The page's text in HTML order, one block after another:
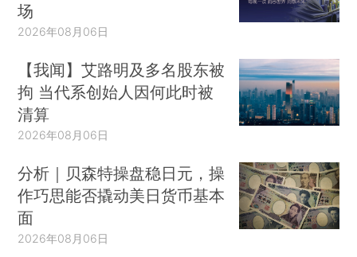
场
2026年08月06日
【我闻】艾路明及多名股东被
拘 当代系创始人因何此时被
清算
2026年08月06日
分析｜贝森特操盘稳日元，操
作巧思能否撬动美日货币基本
面
2026年08月06日